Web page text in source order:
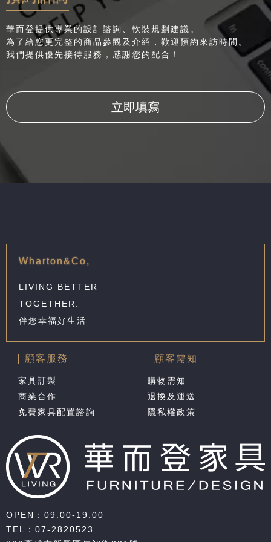
華而登提供專業的設計諮詢、軟裝規劃建議。
為了給您更完整的商品參觀及介紹，歡迎預約來訪時間。
我們提供優先接待服務，感謝您的配合！
立即填寫
Wharton&Co,
LIVING BETTER
TOGETHER.
伴您幸福好生活
顧客服務
家具訂製
商業合作
免費家具配置諮詢
顧客需知
購物需知
退換及運送
隱私權政策
OPEN：09:00-19:00
TEL： 07-2820523